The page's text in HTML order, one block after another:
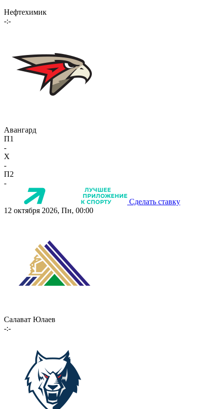
Нефтехимик
-:-
Авангард
П1
-
X
-
П2
-
Сделать ставку
12 октября 2026, Пн, 00:00
Салават Юлаев
-:-